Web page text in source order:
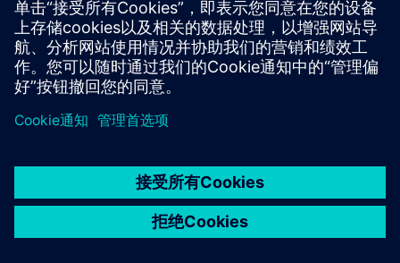
提供反馈
报告盗版行为
© Siemens2026